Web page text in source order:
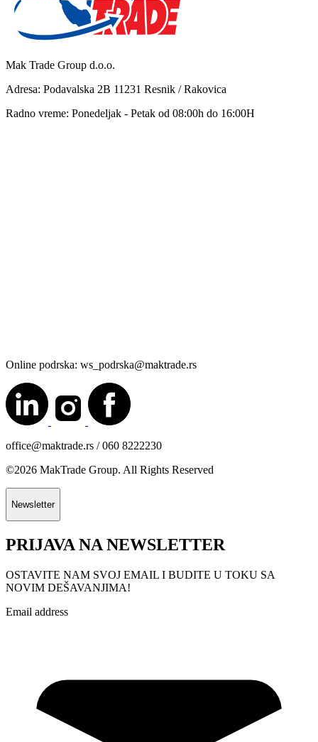
Mak Trade Group d.o.o.
Adresa: Podavalska 2B 11231 Resnik / Rakovica
Radno vreme: Ponedeljak - Petak od 08:00h do 16:00H
Online podrska: ws_podrska@maktrade.rs
office@maktrade.rs / 060 8222230
©2026 MakTrade Group. All Rights Reserved
Newsletter
PRIJAVA NA NEWSLETTER
OSTAVITE NAM SVOJ EMAIL I BUDITE U TOKU SA
NOVIM DEŠAVANJIMA!
Email address